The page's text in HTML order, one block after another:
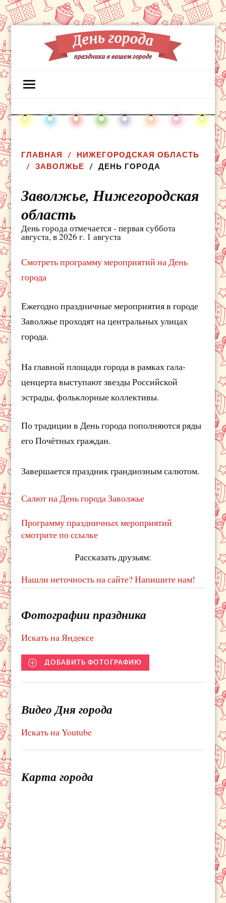
ГЛАВНАЯ
НИЖЕГОРОДСКАЯ ОБЛАСТЬ
ЗАВОЛЖЬЕ
ДЕНЬ ГОРОДА
Заволжье,Нижегородская
область
День города отмечается - первая суббота
августа, в 2026 г. 1 августа
Смотреть программу мероприятий на День
города
Ежегодно праздничные мероприятия в городе
Заволжье проходят на центральных улицах
города.
На главной площади города в рамках гала-
ценцерта выступают звезды Российской
эстрады, фольклорные коллективы.
По традиции в День города пополняются ряды
его Почётных граждан.
Завершается праздник грандиозным салютом.
Салют на День города Заволжье
Программу праздничных мероприятий
смотрите по ссылке
Рассказать друзьям:
Нашли неточность на сайте? Напишите нам!
Фотографии праздника
Искать на Яндексе
ДОБАВИТЬ ФОТОГРАФИЮ
Видео Дня города
Искать на Youtube
Карта города